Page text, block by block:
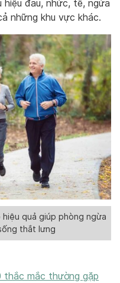
đau, nhức, tê, ngứa
những khu vực khác.
quả giúp phòng ngừa
thắt lưng
thắc mắc thường gặp